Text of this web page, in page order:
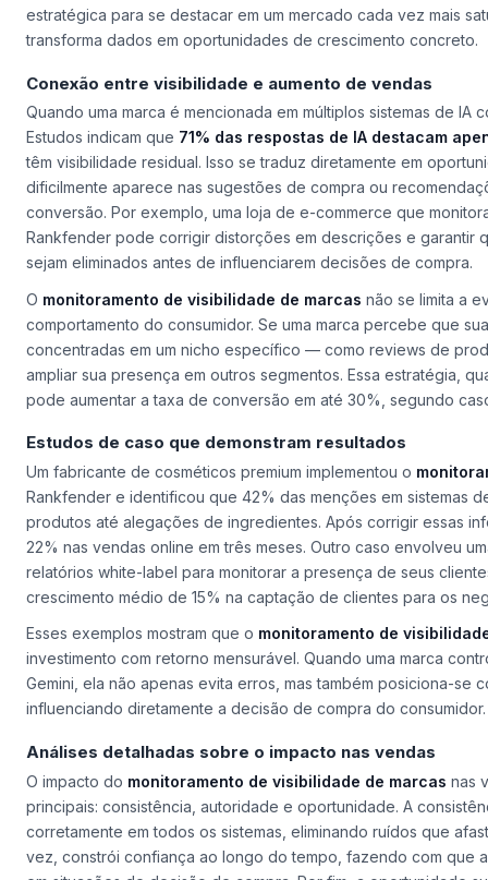
estratégica para se destacar em um mercado cada vez mais
transforma dados em oportunidades de crescimento concreto.
Conexão entre visibilidade e aumento de vendas
Quando uma marca é mencionada em múltiplos sistemas de IA
Estudos indicam que 71% das respostas de IA destacam
têm visibilidade residual. Isso se traduz diretamente em
dificilmente aparece nas sugestões de compra ou
conversão. Por exemplo, uma loja de e-commerce que
Rankfender pode corrigir distorções em descrições e garantir
sejam eliminados antes de influenciarem decisões de compra.
O monitoramento de visibilidade de marcas não se limita a
comportamento do consumidor. Se uma marca percebe que
concentradas em um nicho específico — como reviews de
ampliar sua presença em outros segmentos. Essa estratégia,
pode aumentar a taxa de conversão em até 30%, segundo
Estudos de caso que demonstram resultados
Um fabricante de cosméticos premium implementou o
Rankfender e identificou que 42% das menções em sistemas
produtos até alegações de ingredientes. Após corrigir essas
22% nas vendas online em três meses. Outro caso envolveu
relatórios white-label para monitorar a presença de seus
crescimento médio de 15% na captação de clientes para os
Esses exemplos mostram que o monitoramento de
investimento com retorno mensurável. Quando uma marca
Gemini, ela não apenas evita erros, mas também posiciona-se
influenciando diretamente a decisão de compra do consumidor.
Análises detalhadas sobre o impacto nas vendas
O impacto do monitoramento de visibilidade de marcas nas
principais: consistência, autoridade e oportunidade. A
corretamente em todos os sistemas, eliminando ruídos que
vez, constrói confiança ao longo do tempo, fazendo com que